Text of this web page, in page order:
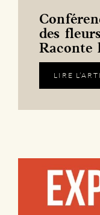
des
Raconte
LIRE